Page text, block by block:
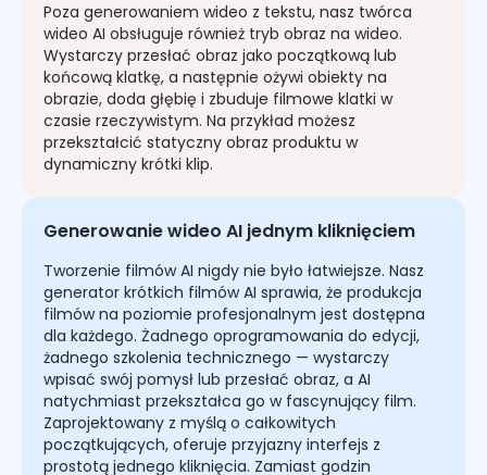
Poza generowaniem wideo z tekstu, nasz twórca
wideo AI obsługuje również tryb obraz na wideo.
Wystarczy przesłać obraz jako początkową lub
końcową klatkę, a następnie ożywi obiekty na
obrazie, doda głębię i zbuduje filmowe klatki w
czasie rzeczywistym. Na przykład możesz
przekształcić statyczny obraz produktu w
dynamiczny krótki klip.
Generowanie wideo AI jednym kliknięciem
Tworzenie filmów AI nigdy nie było łatwiejsze. Nasz
generator krótkich filmów AI sprawia, że produkcja
filmów na poziomie profesjonalnym jest dostępna
dla każdego. Żadnego oprogramowania do edycji,
żadnego szkolenia technicznego — wystarczy
wpisać swój pomysł lub przesłać obraz, a AI
natychmiast przekształca go w fascynujący film.
Zaprojektowany z myślą o całkowitych
początkujących, oferuje przyjazny interfejs z
prostotą jednego kliknięcia. Zamiast godzin